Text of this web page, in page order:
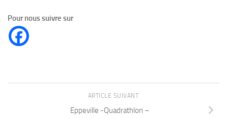
Pour nous suivre sur
ARTICLE SUIVANT
Eppeville -Quadrathlon –